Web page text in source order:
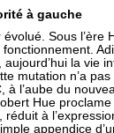
à gauche
évolué. Sous
aujourd’hui la vie
mutation n’a
à l’aube du
Hue
à
appendice